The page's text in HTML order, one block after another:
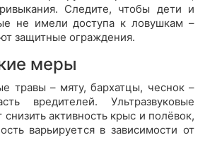
Следите, чтобы дети и
не имели доступа к ловушкам –
защитные ограждения.
меры
травы – мяту, бархатцы, чеснок –
вредителей. Ультразвуковые
снизить активность крыс и полёвок,
варьируется в зависимости от